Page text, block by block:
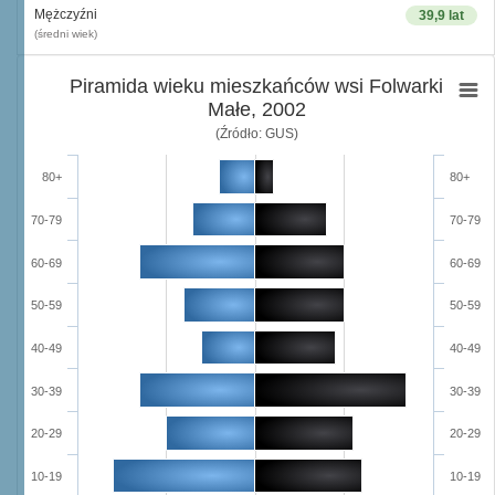
39,9 lat
Mężczyźni
(średni wiek)
Piramida wieku mieszkańców wsi Folwarki
Małe, 2002
(Źródło: GUS)
10-19
20-29
30-39
40-49
50-59
60-69
70-79
80+
10-19
20-29
30-39
40-49
50-59
60-69
70-79
80+